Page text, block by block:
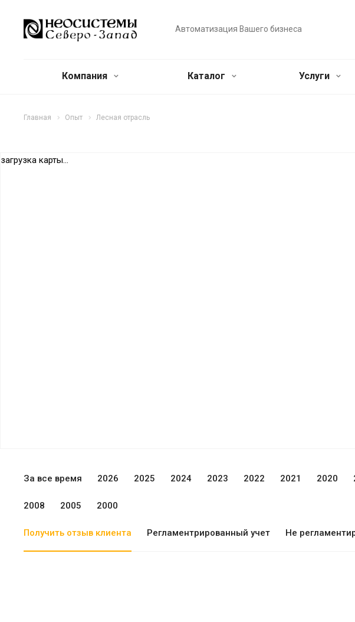
Автоматизация Вашего бизнеса
Компания Каталог Услуги
Главная Опыт Лесная отрасль
загрузка карты...
За все время 2026 2025 2024 2023 2022 2021 2020
2008 2005 2000
Получить отзыв клиента Регламентрированный учет Не